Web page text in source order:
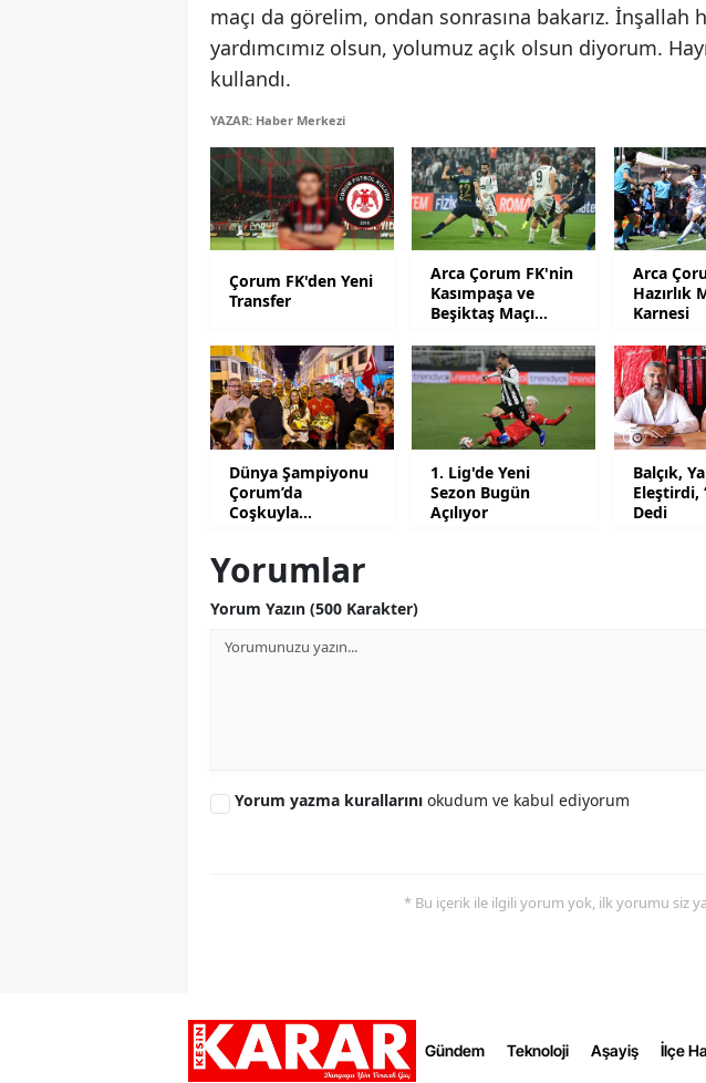
maçı da görelim, ondan sonrasına bakarız. İnşallah
yardımcımız olsun, yolumuz açık olsun diyorum.
kullandı.
YAZAR: Haber Merkezi
Çorum FK'den Yeni
Transfer
Arca Çorum FK'nin
Kasımpaşa ve
Beşiktaş Maçı
Arca
Hazırlık
Karnesi
Dünya Şampiyonu
Çorum’da
Coşkuyla
1. Lig'de Yeni
Sezon Bugün
Açılıyor
Balçık,
Eleştirdi,
Dedi
Yorumlar
Yorum Yazın (500 Karakter)
Yorum yazma kurallarını okudum ve kabul ediyorum
* Bu içerik ile ilgili yorum yok, ilk yorumu siz
Gündem Teknoloji Aşayiş İlçe